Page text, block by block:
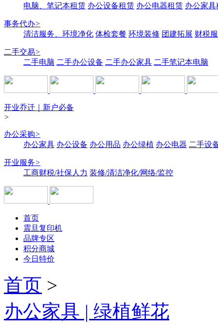
电脑、笔记本租赁 办公设备租赁 办公电器租赁 办公家具
事务代办>
清洁服务、环境净化 体检套餐 环境装修 团建拓展 财税
二手交易>
二手电脑 二手办公设备 二手办公家具 二手笔记本电脑
开业乔迁｜新户必备
>
办公采购>
办公家具 办公设备 办公用品 办公绿植 办公电器 二手设
开业服务>
工商财税/社保人力 装修/清洁净化/网络/监控
首页
震旦复印机
品牌专区
积分商城
今日特价
首页 >
办公家具 | 绿植鲜花